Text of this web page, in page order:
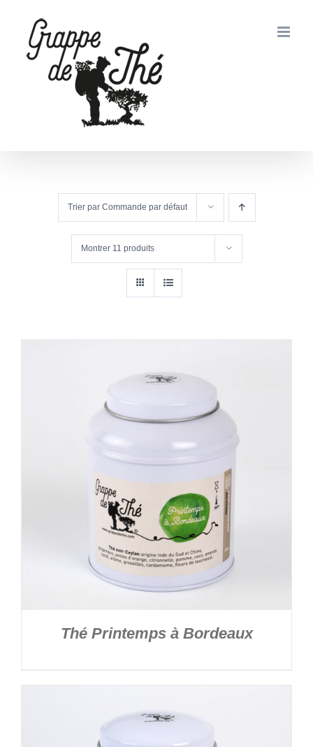
contenu
Trier par Commande par défaut
Montrer 11 produits
Thé Printemps à Bordeaux